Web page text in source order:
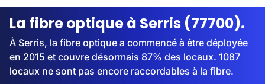
Streaming
La fibre optique à Serris (77700).
À Serris, la fibre optique a commencé à être déployée
en 2015 et couvre désormais 87% des locaux. 1087
locaux ne sont pas encore raccordables à la fibre.